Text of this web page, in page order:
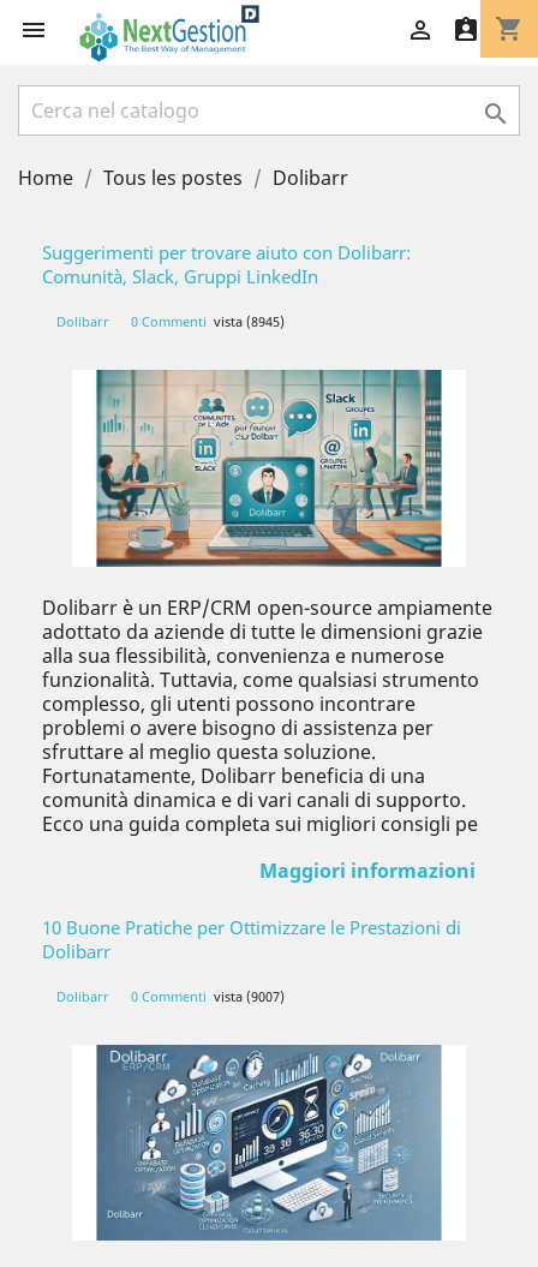
 shopping_cart
 

Home Tous les postes Dolibarr
Suggerimenti per trovare aiuto con Dolibarr:
Comunità, Slack, Gruppi LinkedIn
Dolibarr 0 Commenti vista (8945)
Dolibarr è un ERP/CRM open-source ampiamente
adottato da aziende di tutte le dimensioni grazie
alla sua flessibilità, convenienza e numerose
funzionalità. Tuttavia, come qualsiasi strumento
complesso, gli utenti possono incontrare
problemi o avere bisogno di assistenza per
sfruttare al meglio questa soluzione.
Fortunatamente, Dolibarr beneficia di una
comunità dinamica e di vari canali di supporto.
Ecco una guida completa sui migliori consigli pe
Maggiori informazioni
10 Buone Pratiche per Ottimizzare le Prestazioni di
Dolibarr
Dolibarr 0 Commenti vista (9007)